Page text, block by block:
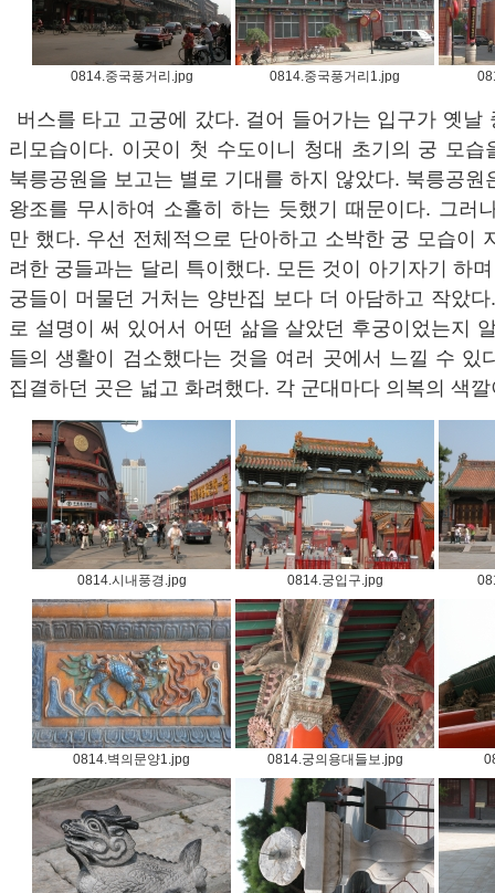
0814.중국풍거리.jpg 0814.중국풍거리1.jpg
버스를 타고 고궁에 갔다. 걸어 들어가는 입구가 옛날
리모습이다. 이곳이 첫 수도이니 청대 초기의 궁 모
북릉공원을 보고는 별로 기대를 하지 않았다. 북릉공원
왕조를 무시하여 소홀히 하는 듯했기 때문이다. 그러
만 했다. 우선 전체적으로 단아하고 소박한 궁 모습이
려한 궁들과는 달리 특이했다. 모든 것이 아기자기 하
궁들이 머물던 거처는 양반집 보다 더 아담하고 작았
로 설명이 써 있어서 어떤 삶을 살았던 후궁이었는지
들의 생활이 검소했다는 것을 여러 곳에서 느낄 수 있
집결하던 곳은 넓고 화려했다. 각 군대마다 의복의 색
0814.시내풍경.jpg 0814.궁입구.jpg
0814.벽의문양1.jpg 0814.궁의용대들보.jpg